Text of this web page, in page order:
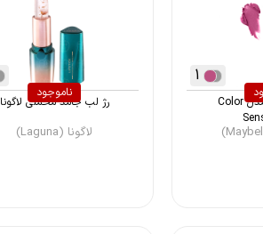
1
رژ لب میبلین مدل Color
ناموجود
رژ لب جامد مخملی لاگونا
لاگونا (Laguna)